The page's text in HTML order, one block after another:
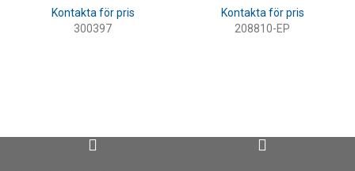
300397 208810-EP